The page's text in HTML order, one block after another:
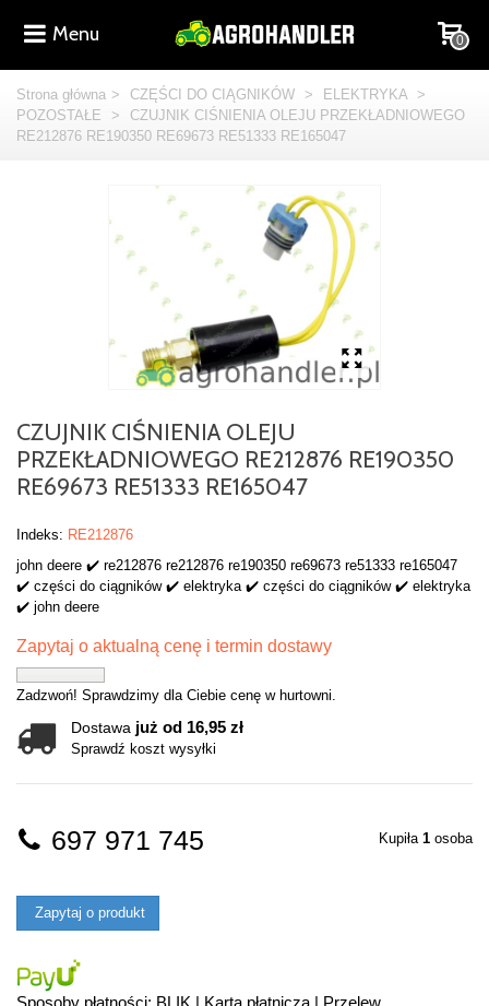
Menu 0
Strona główna > CZĘŚCI DO CIĄGNIKÓW > ELEKTRYKA >
POZOSTAŁE
>
CZUJNIK CIŚNIENIA OLEJU PRZEKŁADNIOWEGO
RE212876 RE190350 RE69673 RE51333 RE165047
CZUJNIK CIŚNIENIA OLEJU
PRZEKŁADNIOWEGO RE212876 RE190350
RE69673 RE51333 RE165047
Indeks: RE212876
john deere ✔️ re212876 re212876 re190350 re69673 re51333 re165047
✔️ części do ciągników ✔️ elektryka ✔️ części do ciągników ✔️ elektryka
✔️ john deere
Zapytaj o aktualną cenę i termin dostawy
Zadzwoń! Sprawdzimy dla Ciebie cenę w hurtowni.
Dostawa już od 16,95 zł
Sprawdź koszt wysyłki
Kupiła 1 osoba
697 971 745
Zapytaj o produkt